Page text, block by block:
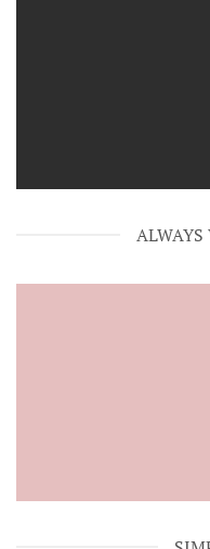
ALWAYS